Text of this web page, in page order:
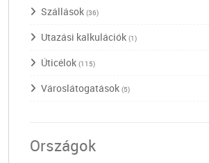
Szállások (36)
Utazási kalkulációk (1)
Úticélok (115)
Városlátogatások (5)
Országok